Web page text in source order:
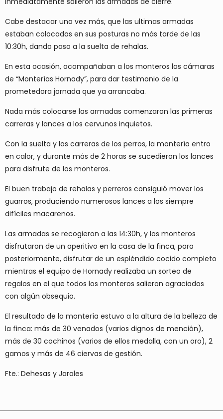
Cabe destacar una vez más, que las ultimas armadas
estaban colocadas en sus posturas no más tarde de las
10:30h, dando paso a la suelta de rehalas.
En esta ocasión, acompañaban a los monteros las cámaras
de “Monterías Hornady”, para dar testimonio de la
prometedora jornada que ya arrancaba.
Nada más colocarse las armadas comenzaron las primeras
carreras y lances a los cervunos inquietos.
Con la suelta y las carreras de los perros, la montería entro
en calor, y durante más de 2 horas se sucedieron los lances
para disfrute de los monteros.
El buen trabajo de rehalas y perreros consiguió mover los
guarros, produciendo numerosos lances a los siempre
difíciles macarenos.
Las armadas se recogieron a las 14:30h, y los monteros
disfrutaron de un aperitivo en la casa de la finca, para
posteriormente, disfrutar de un espléndido cocido completo
mientras el equipo de Hornady realizaba un sorteo de
regalos en el que todos los monteros salieron agraciados
con algún obsequio.
El resultado de la montería estuvo a la altura de la belleza de
la finca: más de 30 venados (varios dignos de mención),
más de 30 cochinos (varios de ellos medalla, con un oro), 2
gamos y más de 46 ciervas de gestión.
Fte.: Dehesas y Jarales